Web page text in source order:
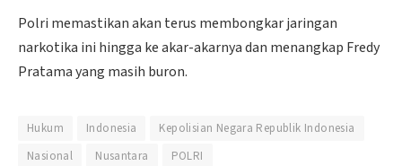
Polri memastikan akan terus membongkar jaringan
narkotika ini hingga ke akar-akarnya dan menangkap Fredy
Pratama yang masih buron.
Hukum Indonesia
Kepolisian Negara Republik Indonesia
Nasional
Nusantara POLRI